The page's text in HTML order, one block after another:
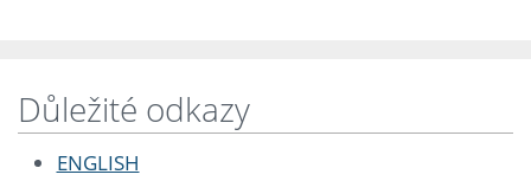
Důležité odkazy
ENGLISH